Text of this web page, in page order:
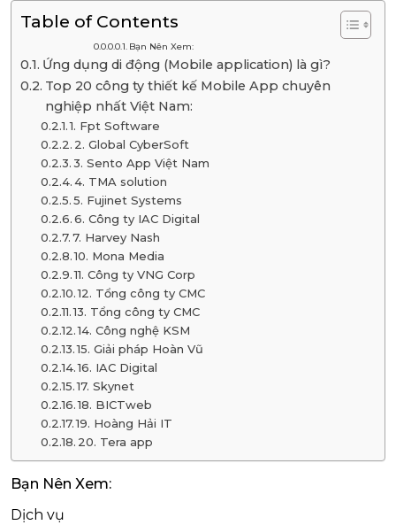
Table of Contents
Bạn Nên Xem:
Ứng dụng di động (Mobile application) là gì?
Top 20 công ty thiết kế Mobile App chuyên
nghiệp nhất Việt Nam:
1. Fpt Software
2. Global CyberSoft
3. Sento App Việt Nam
4. TMA solution
5. Fujinet Systems
6. Công ty IAC Digital
7. Harvey Nash
10. Mona Media
11. Công ty VNG Corp
12. Tổng công ty CMC
13. Tổng công ty CMC
14. Công nghệ KSM
15. Giải pháp Hoàn Vũ
16. IAC Digital
17. Skynet
18. BICTweb
19. Hoàng Hải IT
20. Tera app
Bạn Nên Xem:
Dịch vụ